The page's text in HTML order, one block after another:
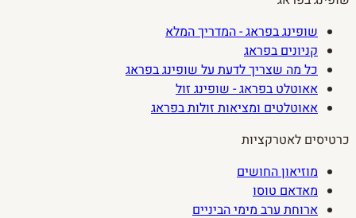
שופינג בפראג - המדריך המלא
קניונים בפראג
כל מה שצריך לדעת על שופינג בפראג
אאוטלט בפראג - שופינג זול
אאוטלטים ומציאות זולות בפראג
כרטיסים לאטרקציות
מוזיאון החושים
מאדאם טוסו
ארוחת ערב מימי הביניים